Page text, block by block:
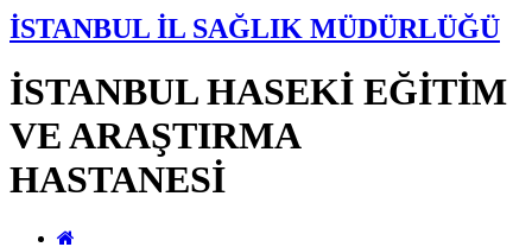
İSTANBUL İL SAĞLIK MÜDÜRLÜĞÜ
İSTANBUL HASEKİ EĞİTİM
VE ARAŞTIRMA
HASTANESİ